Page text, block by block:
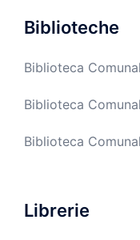
Biblioteche
Biblioteca
Biblioteca
Biblioteca
Librerie